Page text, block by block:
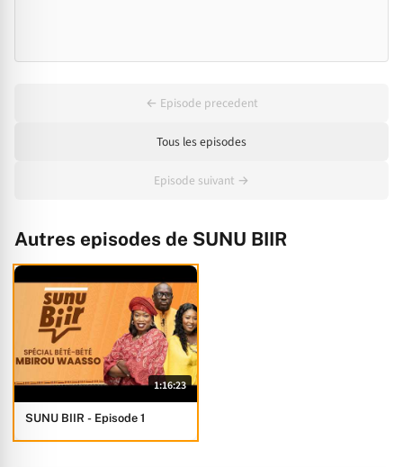
← Episode precedent
Tous les episodes
Episode suivant →
Autres episodes de SUNU BIIR
1:16:23
SUNU BIIR - Episode 1